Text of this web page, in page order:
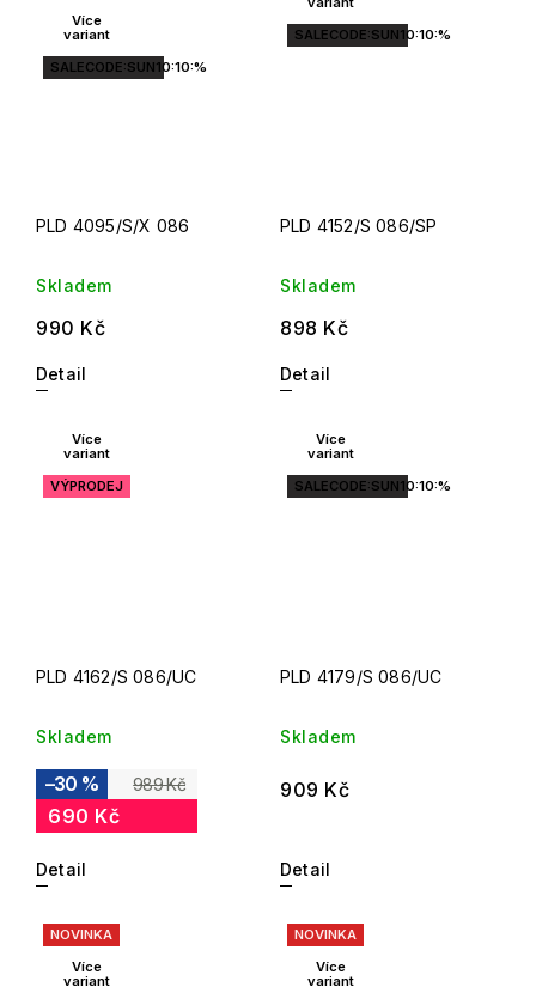
Více
variant
SALECODE:SUN10:10:%
PLD 4095/S/X 086
Skladem
990 Kč
Detail
SALECODE:SUN10:10:%
PLD 4152/S 086/SP
Skladem
898 Kč
Detail
Více
variant
VÝPRODEJ
PLD 4162/S 086/UC
Skladem
989 Kč
–30 %
690 Kč
Detail
Více
variant
SALECODE:SUN10:10:%
PLD 4179/S 086/UC
Skladem
909 Kč
Detail
NOVINKA
Více
variant
NOVINKA
Více
variant